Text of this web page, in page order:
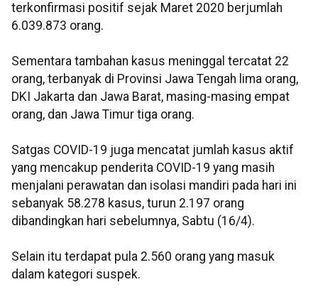
terkonfirmasi positif sejak Maret 2020 berjumlah
6.039.873 orang.
Sementara tambahan kasus meninggal tercatat 22
orang, terbanyak di Provinsi Jawa Tengah lima orang,
DKI Jakarta dan Jawa Barat, masing-masing empat
orang, dan Jawa Timur tiga orang.
Satgas COVID-19 juga mencatat jumlah kasus aktif
yang mencakup penderita COVID-19 yang masih
menjalani perawatan dan isolasi mandiri pada hari ini
sebanyak 58.278 kasus, turun 2.197 orang
dibandingkan hari sebelumnya, Sabtu (16/4).
Selain itu terdapat pula 2.560 orang yang masuk
dalam kategori suspek.